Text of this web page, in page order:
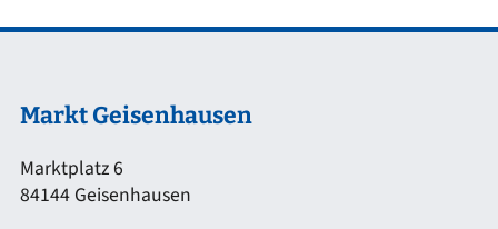
Markt Geisenhausen
Marktplatz 6
84144 Geisenhausen